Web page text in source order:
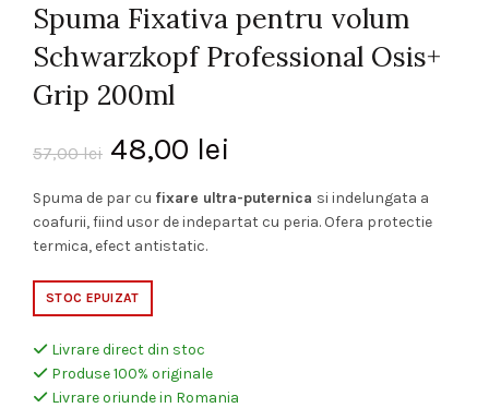
Spuma Fixativa pentru volum
Schwarzkopf Professional Osis+
Grip 200ml
57,00lei Prețul
inițial
a
fost:
57,00 lei.
48,00 lei
curent
Spuma de par cu fixare ultra-puternica si indelungata a
coafurii, fiind usor de indepartat cu peria. Ofera protectie
termica, efect antistatic.
STOC EPUIZAT
Livrare direct din stoc
Produse 100% originale
Livrare oriunde in Romania